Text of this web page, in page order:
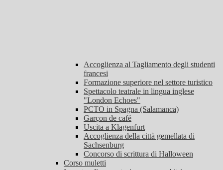
Accoglienza al Tagliamento degli studenti
francesi
Formazione superiore nel settore turistico
Spettacolo teatrale in lingua inglese
"London Echoes"
PCTO in Spagna (Salamanca)
Garçon de café
Uscita a Klagenfurt
Accoglienza della città gemellata di
Sachsenburg
Concorso di scrittura di Halloween
Corso muletti